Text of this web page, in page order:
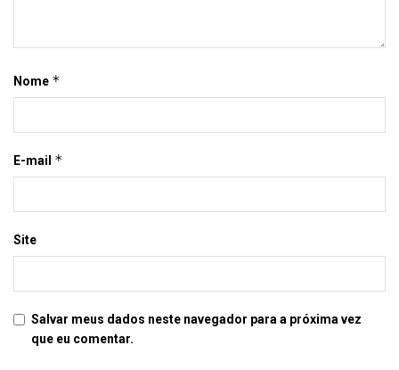
Nome *
E-mail *
Site
Salvar meus dados neste navegador para a próxima vez
que eu comentar.